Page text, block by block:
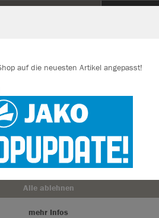
auf die neuesten Artikel angepasst!
können wir dir personalisierte
Website verbessern. Weitere
in den Einstellungen.
Alle akzeptieren
Alle ablehnen
mehr Infos